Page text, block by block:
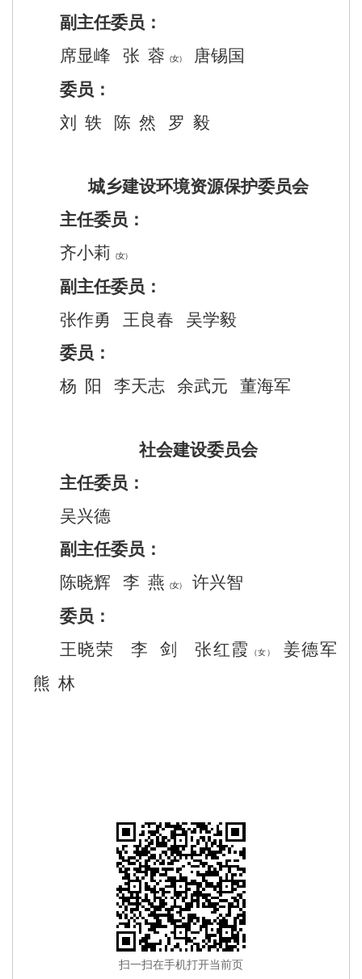
副主任委员：
席显峰
张 蓉 （女）
唐锡国
委员：
刘
轶 陈 然 罗 毅
城乡建设环境资源保护委员会
主任委员：
齐小莉 （女）
副主任委员：
张作勇
王良春
吴学毅
委员：
杨
阳 李天志 余武元 董海军
社会建设委员会
主任委员：
吴兴德
副主任委员：
陈晓辉
李 燕 （女） 许兴智
委员：
王晓荣
李 剑 张红霞 （女） 姜德军
熊 林
扫一扫在手机打开当前页